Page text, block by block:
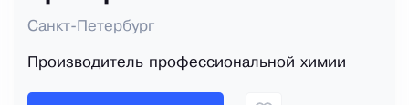
Санкт-Петербург
Производитель профессиональной химии